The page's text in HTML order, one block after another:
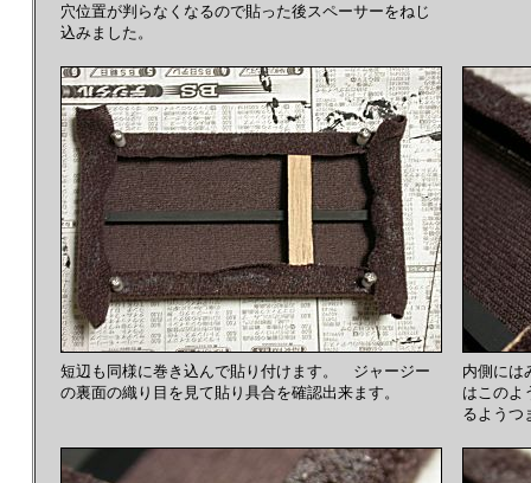
穴位置が判らなくなるので貼った後スペーサーをねじ
込みました。
短辺も同様に巻き込んで貼り付けます。 ジャージー
の裏面の織り目を見て貼り具合を確認出来ます。
内側には
はこのよ
るようつ